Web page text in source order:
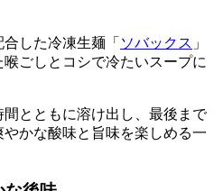
した冷凍生麺「 ソバックス 」
ごしとコシで冷たいスープに
とともに溶け出し、最後まで
かな酸味と旨味を楽しめる一